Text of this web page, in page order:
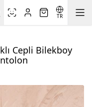
TR
Cepli Bilekboy